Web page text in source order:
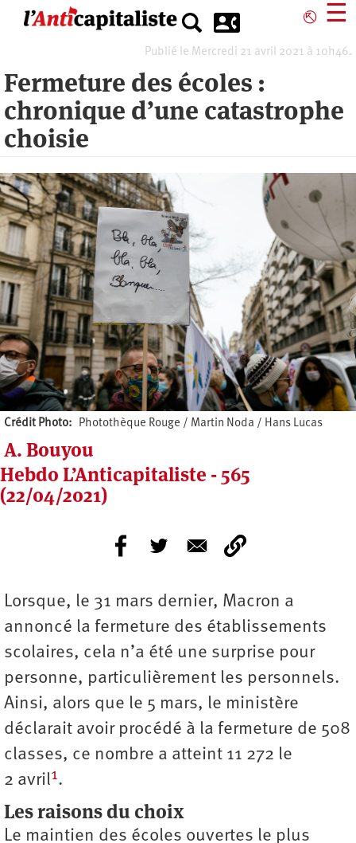
⎋ ☰
Publié le Mercredi 21 avril 2021 à 10h46.
Fermeture des écoles :
chronique d’une catastrophe
choisie
Crédit Photo Photothèque Rouge / Martin Noda / Hans Lucas
A. Bouyou
Hebdo L’Anticapitaliste - 565
(22/04/2021)
Lorsque, le 31 mars dernier, Macron a
annoncé la fermeture des établissements
scolaires, cela n’a été une surprise pour
personne, particulièrement les personnels.
Ainsi, alors que le 5 mars, le ministère
déclarait avoir procédé à la fermeture de 508
classes, ce nombre a atteint 11 272 le
2 avril1.
Les raisons du choix
Le maintien des écoles ouvertes le plus